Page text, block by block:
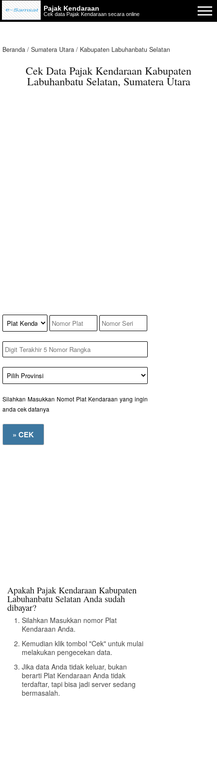
Pajak Kendaraan
Cek data Pajak Kendaraan secara online
Beranda Sumatera Utara Kabupaten Labuhanbatu Selatan
Cek Data Pajak Kendaraan Kabupaten
Labuhanbatu Selatan, Sumatera Utara
Silahkan Masukkan Nomot Plat Kendaraan yang ingin
anda cek datanya
Apakah Pajak Kendaraan Kabupaten
Labuhanbatu Selatan Anda sudah
dibayar?
Silahkan Masukkan nomor Plat
Kendaraan Anda.
Kemudian klik tombol "Cek" untuk mulai
melakukan pengecekan data.
Jika data Anda tidak keluar, bukan
berarti Plat Kendaraan Anda tidak
terdaftar, tapi bisa jadi server sedang
bermasalah.